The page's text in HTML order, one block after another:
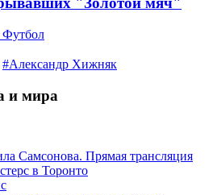
Футбол
#Александр Хижняк
и мира
Самсонова. Прямая трансляция
в Торонто